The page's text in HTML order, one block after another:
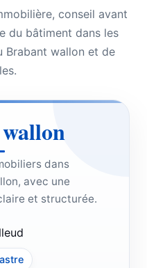
conseil avant
du bâtiment dans les
Brabant wallon et de
dans
avec une
et structurée.